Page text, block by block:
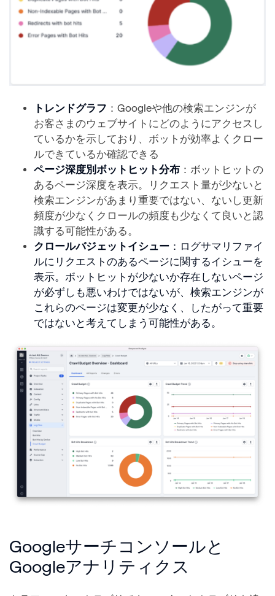
トレンドグラフ ：Googleや他の検索エンジンが
お客さまのウェブサイトにどのようにアクセスし
ているかを示しており、ボットが効率よくクロー
ルできているか確認できる
ページ深度別ボットヒット分布 ：ボットヒットの
あるページ深度を表示。リクエスト量が少ないと
検索エンジンがあまり重要ではない、ないし更新
頻度が少なくクロールの頻度も少なくて良いと認
識する可能性がある。
クロールバジェットイシュー ：ログサマリファイ
ルにリクエストのあるページに関するイシューを
表示。ボットヒットが少ないか存在しないページ
が必ずしも悪いわけではないが、検索エンジンが
これらのページは変更が少なく、したがって重要
ではないと考えてしまう可能性がある。
Googleサーチコンソールと
Googleアナリティクス